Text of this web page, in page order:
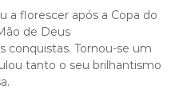
a florescer após a Copa do
de Deus
conquistas. Tornou-se um
tanto o seu brilhantismo